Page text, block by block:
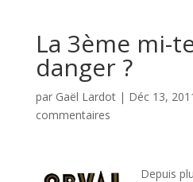
La 3ème mi-
danger ?
par Gaël Lardot| Déc 13,
commentaires
Depuis